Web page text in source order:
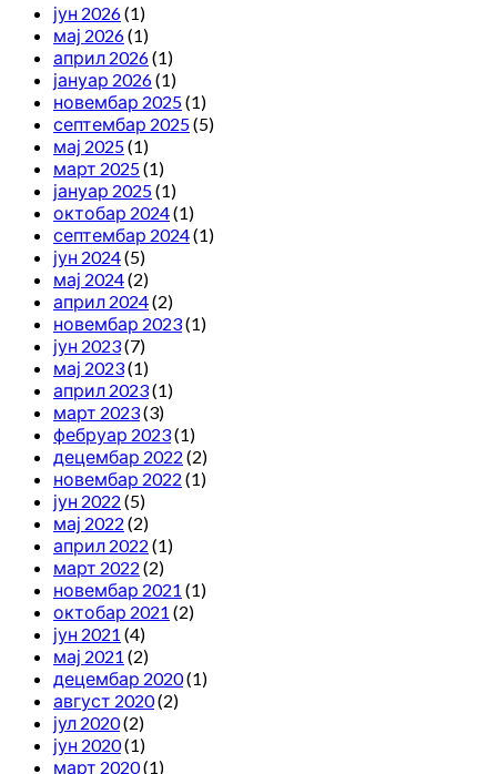
јун 2026(1)
мај 2026(1)
април 2026(1)
јануар 2026(1)
новембар 2025(1)
септембар 2025(5)
мај 2025(1)
март 2025(1)
јануар 2025(1)
октобар 2024(1)
септембар 2024(1)
јун 2024(5)
мај 2024(2)
април 2024(2)
новембар 2023(1)
јун 2023(7)
мај 2023(1)
април 2023(1)
март 2023(3)
фебруар 2023(1)
децембар 2022 (2)
новембар 2022 (1)
јун 2022 (5)
мај 2022 (2)
април 2022 (1)
март 2022 (2)
новембар 2021 (1)
октобар 2021 (2)
јун 2021 (4)
мај 2021 (2)
децембар 2020(1)
август 2020(2)
јул 2020(2)
јун 2020(1)
март 2020(1)